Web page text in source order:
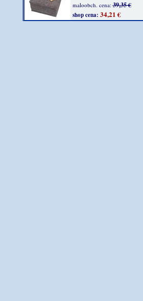
maloobch. cena:39,35 €
shop cena: 34,21 €